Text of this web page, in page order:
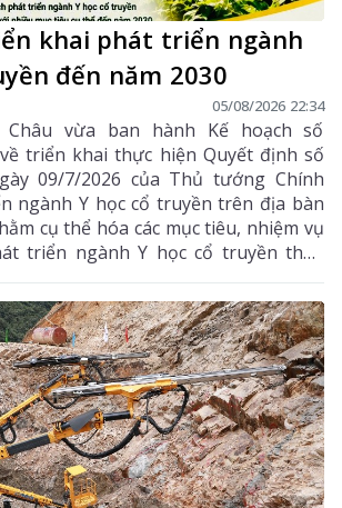
khai phát triển ngành
đến năm 2030
05/08/2026 22:34
vừa ban hành Kế hoạch số
triển khai thực hiện Quyết định số
09/7/2026 của Thủ tướng Chính
ngành Y học cổ truyền trên địa bàn
cụ thể hóa các mục tiêu, nhiệm vụ
triển ngành Y học cổ truyền theo
hiệu quả, bền vững; đẩy mạnh kết
với y học hiện đại, phát huy tiềm
địa phương, góp phần nâng cao
sóc, bảo vệ sức khỏe nhân dân và
kinh tế - xã hội.